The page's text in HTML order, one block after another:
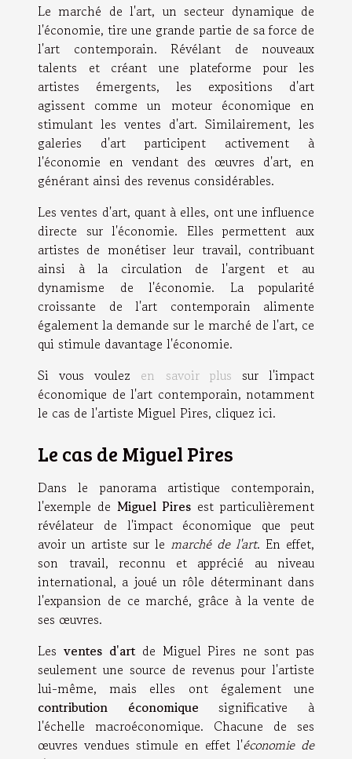
Le marché de l'art, un secteur dynamique de
l'économie, tire une grande partie de sa force de
l'art contemporain. Révélant de nouveaux
talents et créant une plateforme pour les
artistes émergents, les expositions d'art
agissent comme un moteur économique en
stimulant les ventes d'art. Similairement, les
galeries d'art participent activement à
l'économie en vendant des œuvres d'art, en
générant ainsi des revenus considérables.
Les ventes d'art, quant à elles, ont une influence
directe sur l'économie. Elles permettent aux
artistes de monétiser leur travail, contribuant
ainsi à la circulation de l'argent et au
dynamisme de l'économie. La popularité
croissante de l'art contemporain alimente
également la demande sur le marché de l'art, ce
qui stimule davantage l'économie.
Si vous voulez en savoir plus sur l'impact
économique de l'art contemporain, notamment
le cas de l'artiste Miguel Pires, cliquez ici.
Le cas de Miguel Pires
Dans le panorama artistique contemporain,
l'exemple de Miguel Pires est particulièrement
révélateur de l'impact économique que peut
avoir un artiste sur le marché de l'art. En effet,
son travail, reconnu et apprécié au niveau
international, a joué un rôle déterminant dans
l'expansion de ce marché, grâce à la vente de
ses œuvres.
Les ventes d'artde Miguel Pires ne sont pas
seulement une source de revenus pour l'artiste
lui-même, mais elles ont également une
contribution économique significative à
l'échelle macroéconomique. Chacune de ses
œuvres vendues stimule en effet l'économie de